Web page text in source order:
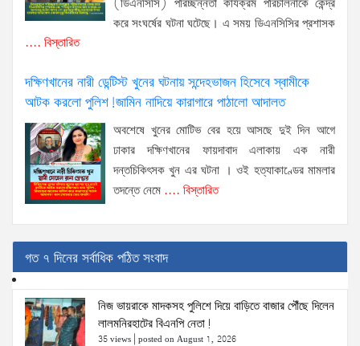
(ডিএনসিসি) পরিচ্ছন্নতা কার্যক্রম পরিচালনাকে কেন্দ্র
করে সংঘর্ষের ঘটনা ঘটেছে। এ সময় ডিএনসিসির প্রশাসক
.... বিস্তারিত
দক্ষিণখানের নারী ডেন্টিস্ট খুনের ঘটনায় সন্দেহভাজন হিসেবে স্বামীকে
আটক করলো পুলিশ!জামিন নাদিয়ে কারাগারে পাঠালো আদালত
অবশেষে খুনের মোটিভ বের হয়ে আসছে দুই দিন আগে
ঢাকার দক্ষিণখানের ফায়দাবাদ এলাকায় এক নারী
দন্তচিকিৎসক খুন এর ঘটনা । ওই হত্যাকাণ্ডের মামলার
তদন্তে নেমে .... বিস্তারিত
গত ৭ দিনের সর্বাধিক পঠিত সংবাদ
নিজ ভায়রাকে মাদকসহ পুলিশে দিয়ে বাড়িতে বাজার পৌঁছে দিলেন
লালমনিরহাটের বিএনপি নেতা!
35 views posted on August 1, 2026